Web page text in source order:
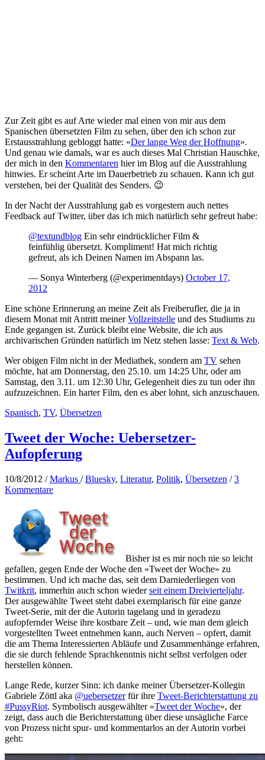
Zur Zeit gibt es auf Arte wieder mal einen von mir aus dem
Spanischen übersetzten Film zu sehen, über den ich schon zur
Erstausstrahlung gebloggt hatte: «Der lange Weg der Hoffnung».
Und genau wie damals, war es auch dieses Mal Christian Hauschke,
der mich in den Kommentaren hier im Blog auf die Ausstrahlung
hinwies. Er scheint Arte im Dauerbetrieb zu schauen. Kann ich gut
verstehen, bei der Qualität des Senders. 😉
In der Nacht der Ausstrahlung gab es vorgestern auch nettes
Feedback auf Twitter, über das ich mich natürlich sehr gefreut habe:
@textundblog Ein sehr eindrücklicher Film &
feinfühlig übersetzt. Kompliment! Hat mich richtig
gefreut, als ich Deinen Namen im Abspann las.
— Sonya Winterberg (@experimentdays) October 17,
2012
Eine schöne Erinnerung an meine Zeit als Freiberufler, die ja in
diesem Monat mit Antritt meinerVollzeitstelle und des Studiums zu
Ende gegangen ist. Zurück bleibt eine Website, die ich aus
archivarischen Gründen natürlich im Netz stehen lasse: Text & Web.
Wer obigen Film nicht in der Mediathek, sondern am TV sehen
möchte, hat am Donnerstag, den 25.10. um 14:25 Uhr, oder am
Samstag, den 3.11. um 12:30 Uhr, Gelegenheit dies zu tun oder ihn
aufzuzeichnen. Ein harter Film, den es aber lohnt, sich anzuschauen.
Spanisch, TV, Übersetzen
Tweet der Woche: Uebersetzer-
Aufopferung
10/8/2012 /Markus /Bluesky, Literatur, Politik, Übersetzen /3
Kommentare
Bisher ist es mir noch nie so leicht
gefallen, gegen Ende der Woche den «Tweet der Woche» zu
bestimmen. Und ich mache das, seit dem Darniederliegen von
Twitkrit, immerhin auch schon wiederseit einem Dreivierteljahr.
Der ausgewählte Tweet steht dabei exemplarisch für eine ganze
Tweet-Serie, mit der die Autorin tagelang und in geradezu
aufopfernder Weise ihre kostbare Zeit – und, wie man dem gleich
vorgestellten Tweet entnehmen kann, auch Nerven – opfert, damit
die am Thema Interessierten Abläufe und Zusammenhänge erfahren,
die sie durch fehlende Sprachkenntnis nicht selbst verfolgen oder
herstellen können.
Lange Rede, kurzer Sinn: ich danke meiner Übersetzer-Kollegin
Gabriele Zöttl aka @uebersetzerfür ihre Tweet-Berichterstattung zu
#PussyRiot. Symbolisch ausgewählter «Tweet der Woche», der
zeigt, dass auch die Berichterstattung über diese unsägliche Farce
von Prozess nicht spur- und kommentarlos an der Autorin vorbei
geht: